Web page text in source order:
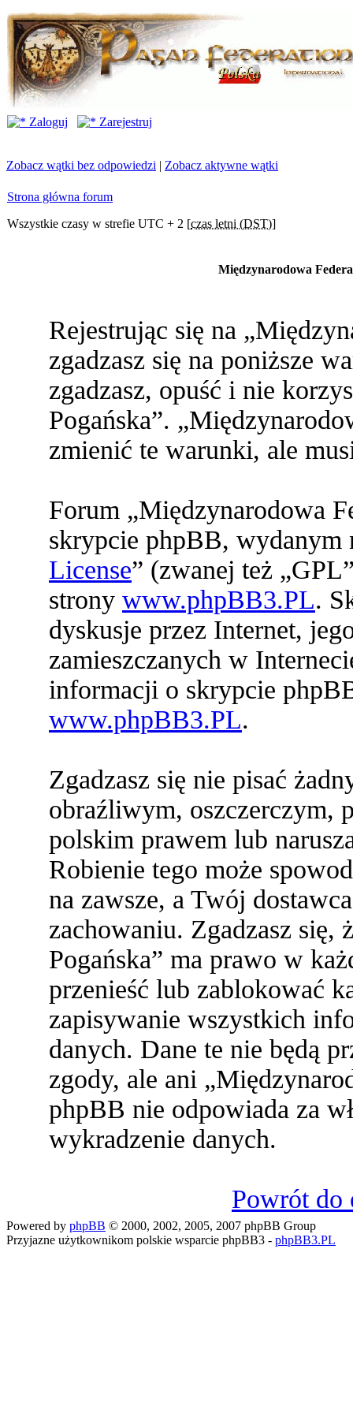
Zaloguj Zarejestruj
Zobacz wątki bez odpowiedzi | Zobacz aktywne wątki
Strona główna forum
Wszystkie czasy w strefie UTC + 2 [czas letni (DST)]
Międzynarodowa
Rejestrując się na
zgadzasz się na poniższe
zgadzasz, opuść i nie
Pogańska”.
zmienić te warunki, ale
Forum „Międzynarodowa
skrypcie phpBB, wydanym
License” (zwanej też
strony www.phpBB3.PL.
dyskusje przez Internet,
zamieszczanych w
informacji o skrypcie
www.phpBB3.PL.
Zgadzasz się nie pisać
obraźliwym, oszczerczym,
polskim prawem lub
Robienie tego może
na zawsze, a Twój
zachowaniu. Zgadzasz się,
Pogańska” ma prawo w
przenieść lub zablokować
zapisywanie wszystkich
danych. Dane te nie będą
zgody, ale ani
phpBB nie odpowiada za
wykradzenie danych.
Powrót do
Powered by phpBB © 2000, 2002, 2005, 2007 phpBB Group
Przyjazne użytkownikom polskie wsparcie phpBB3 - phpBB3.PL